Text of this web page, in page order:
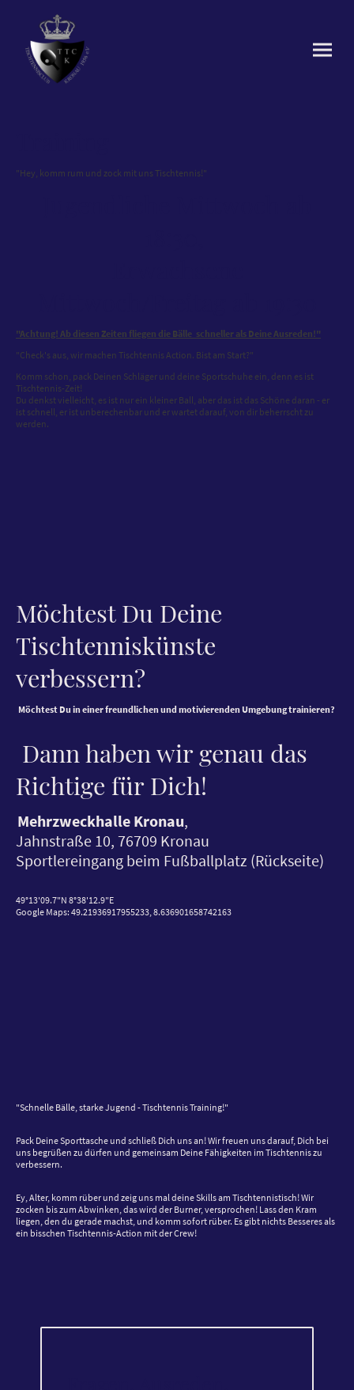
"Hey, komm rum und zock mit uns Tischtennis!"
"Achtung! Ab diesen Zeiten fliegen die Bälle schneller als Deine Ausreden!"
Komm schon, pack Deinen Schläger und deine Sportschuhe ein, denn es ist
Tischtennis-Zeit!
Du denkst vielleicht, es ist nur ein kleiner Ball, aber das ist das Schöne daran - er
ist schnell, er ist unberechenbar und er wartet darauf, von dir beherrscht zu
werden.
"Check's aus, wir machen Tischtennis Action. Bist am Start?"
Möchtest Du Deine
Tischtenniskünste
verbessern?
Möchtest Du in einer freundlichen und motivierenden Umgebung trainieren?
Dann haben wir genau das
Richtige für Dich!
Mehrzweckhalle Kronau,
Jahnstraße 10, 76709 Kronau
Sportlereingang beim Fußballplatz (Rückseite)
49°13'09.7"N 8°38'12.9"E
Google Maps: 49.21936917955233, 8.636901658742163
"Schnelle Bälle, starke Jugend - Tischtennis Training!"
Ey, Alter, komm rüber und zeig uns mal deine Skills am Tischtennistisch! Wir
zocken bis zum Abwinken, das wird der Burner, versprochen! Lass den Kram
liegen, den du gerade machst, und komm sofort rüber. Es gibt nichts Besseres als
ein bisschen Tischtennis-Action mit der Crew!
Pack Deine Sporttasche und schließ Dich uns an! Wir freuen uns darauf, Dich bei
uns begrüßen zu dürfen und gemeinsam Deine Fähigkeiten im Tischtennis zu
verbessern.